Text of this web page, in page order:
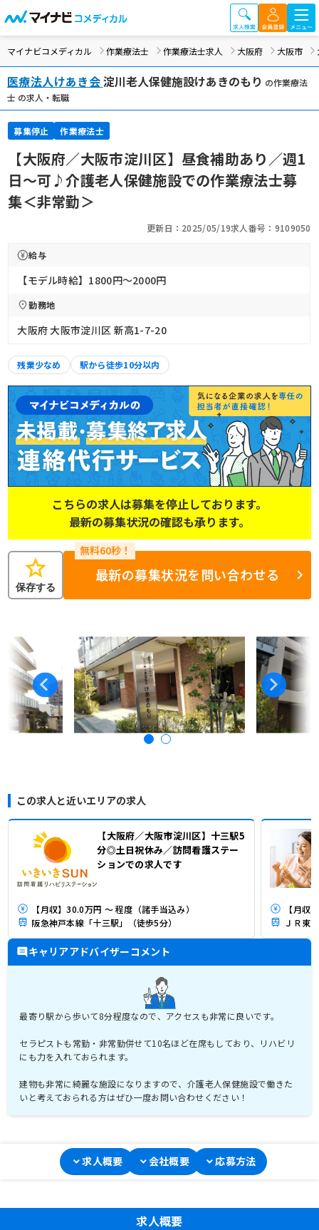
マイナビコメディカル 作業療法士 作業療法士求人 大阪府 大阪市
医療法人けあき会淀川老人保健施設けあきのもり の作業療法
士 の求人・転職
募集停止 作業療法士
【大阪府／大阪市淀川区】昼食補助あり／週1
日～可♪介護老人保健施設での作業療法士募
集＜非常勤＞
更新日：2025/05/19求人番号：9109050
給与
【モデル時給】1800円〜2000円
勤務地
大阪府 大阪市淀川区 新高1-7-20
残業少なめ 駅から徒歩10分以内
こちらの求人は募集を停止しております。
最新の募集状況の確認も承ります。
star
保存する
最新の募集状況を問い合わせる
この求人と近いエリアの求人
【大阪府／大阪市淀川区】十三駅5
分◎土日祝休み／訪問看護ステー
ションでの求人です
【月収】30.0万円 ～ 程度（諸手当込み）
阪急神戸本線「十三駅」（徒歩5分）
【月収
ＪＲ東
キャリアアドバイザーコメント
最寄り駅から歩いて8分程度なので、アクセスも非常に良いです。
セラピストも常勤・非常勤併せて10名ほど在席もしており、リハビリ
にも力を入れておられます。
建物も非常に綺麗な施設になりますので、介護老人保健施設で働きた
いと考えておられる方はぜひ一度お問い合わせください！
求人概要 会社概要 応募方法
求人概要